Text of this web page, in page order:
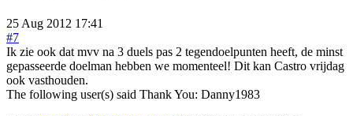
25 Aug 2012 17:41
#7
Ik zie ook dat mvv na 3 duels pas 2 tegendoelpunten heeft, de minst
gepasseerde doelman hebben we momenteel! Dit kan Castro vrijdag
ook vasthouden.
The following user(s) said Thank You: Danny1983